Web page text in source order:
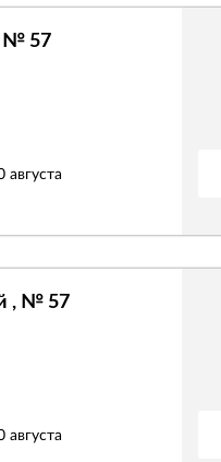
№ 57
августа
, № 57
августа